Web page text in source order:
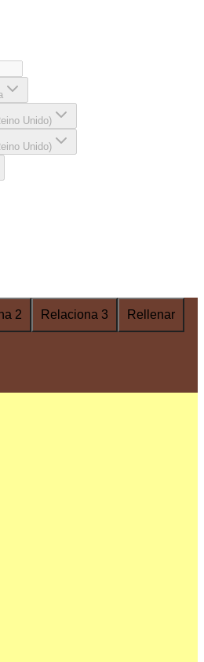
Unido)
Unido)
2 Relaciona 3 Rellenar